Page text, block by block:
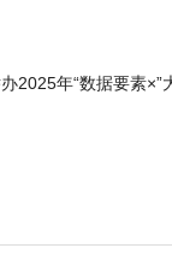
2025年“数据要素×”